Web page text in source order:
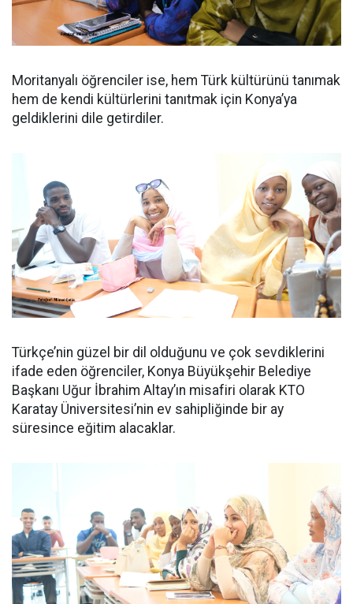
Moritanyalı öğrenciler ise, hem Türk kültürünü tanımak
hem de kendi kültürlerini tanıtmak için Konya’ya
geldiklerini dile getirdiler.
Türkçe’nin güzel bir dil olduğunu ve çok sevdiklerini
ifade eden öğrenciler, Konya Büyükşehir Belediye
Başkanı Uğur İbrahim Altay’ın misafiri olarak KTO
Karatay Üniversitesi’nin ev sahipliğinde bir ay
süresince eğitim alacaklar.